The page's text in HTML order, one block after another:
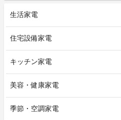
生活家電
住宅設備家電
キッチン家電
美容・健康家電
季節・空調家電